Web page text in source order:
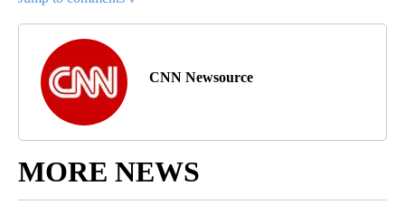
CNN Newsource
MORE NEWS